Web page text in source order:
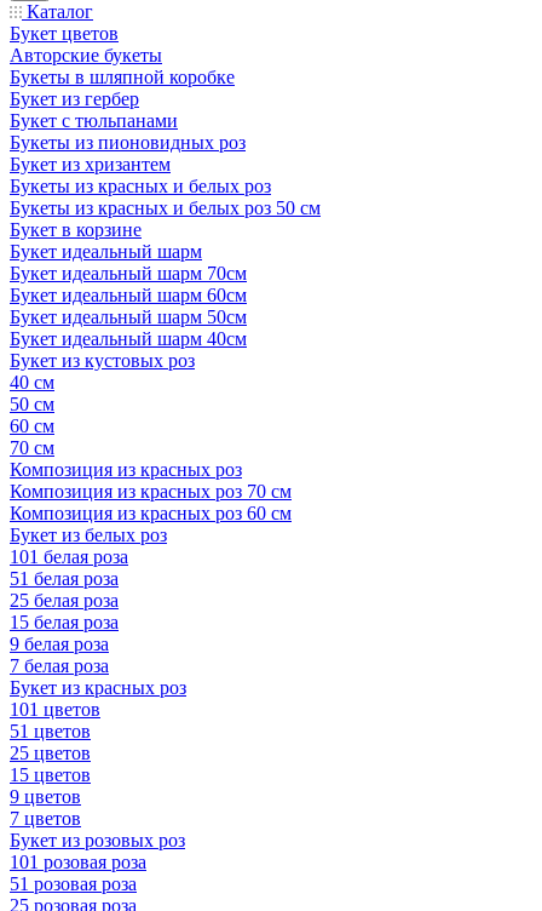
Каталог
Букет цветов
Авторские букеты
Букеты в шляпной коробке
Букет из гербер
Букет с тюльпанами
Букеты из пионовидных роз
Букет из хризантем
Букеты из красных и белых роз
Букеты из красных и белых роз 50 см
Букет в корзине
Букет идеальный шарм
Букет идеальный шарм 70см
Букет идеальный шарм 60см
Букет идеальный шарм 50см
Букет идеальный шарм 40см
Букет из кустовых роз
40 см
50 см
60 см
70 см
Композиция из красных роз
Композиция из красных роз 70 см
Композиция из красных роз 60 см
Букет из белых роз
101 белая роза
51 белая роза
25 белая роза
15 белая роза
9 белая роза
7 белая роза
Букет из красных роз
101 цветов
51 цветов
25 цветов
15 цветов
9 цветов
7 цветов
Букет из розовых роз
101 розовая роза
51 розовая роза
25 розовая роза